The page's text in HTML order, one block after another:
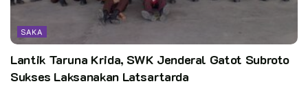
SAKA
Lantik Taruna Krida, SWK Jenderal Gatot Subroto
Sukses Laksanakan Latsartarda